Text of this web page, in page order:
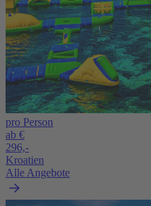
pro Person
ab €
296,-
Kroatien
Alle Angebote